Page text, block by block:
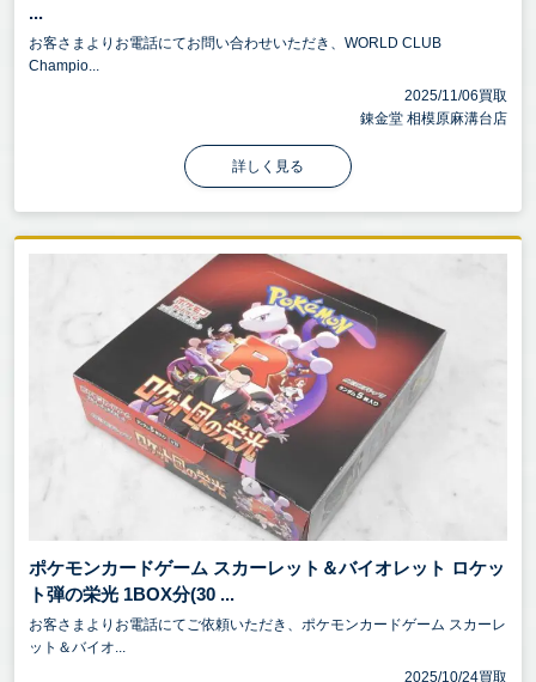
...
お客さまよりお電話にてお問い合わせいただき、WORLD CLUB
Champio...
2025/11/06買取
錬金堂 相模原麻溝台店
詳しく見る
ポケモンカードゲーム スカーレット＆バイオレット ロケッ
ト弾の栄光 1BOX分(30 ...
お客さまよりお電話にてご依頼いただき、ポケモンカードゲーム スカーレ
ット＆バイオ...
2025/10/24買取